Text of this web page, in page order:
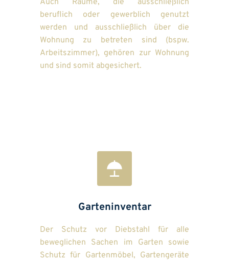
Auch Räume, die ausschließlich
beruflich oder gewerblich genutzt
werden und ausschließlich über die
Wohnung zu betreten sind (bspw.
Arbeitszimmer), gehören zur Wohnung
und sind somit abgesichert.
Garteninventar
Der Schutz vor Diebstahl für alle
beweglichen Sachen im Garten sowie
Schutz für Gartenmöbel, Gartengeräte